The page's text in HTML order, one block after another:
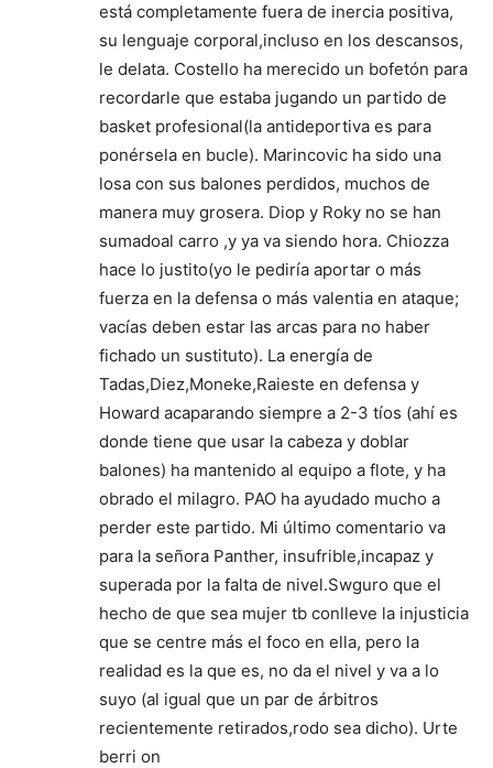
está completamente fuera de inercia positiva,
su lenguaje corporal,incluso en los descansos,
le delata. Costello ha merecido un bofetón para
recordarle que estaba jugando un partido de
basket profesional(la antideportiva es para
ponérsela en bucle). Marincovic ha sido una
losa con sus balones perdidos, muchos de
manera muy grosera. Diop y Roky no se han
sumadoal carro ,y ya va siendo hora. Chiozza
hace lo justito(yo le pediría aportar o más
fuerza en la defensa o más valentia en ataque;
vacías deben estar las arcas para no haber
fichado un sustituto). La energía de
Tadas,Diez,Moneke,Raieste en defensa y
Howard acaparando siempre a 2-3 tíos (ahí es
donde tiene que usar la cabeza y doblar
balones) ha mantenido al equipo a flote, y ha
obrado el milagro. PAO ha ayudado mucho a
perder este partido. Mi último comentario va
para la señora Panther, insufrible,incapaz y
superada por la falta de nivel.Swguro que el
hecho de que sea mujer tb conlleve la injusticia
que se centre más el foco en ella, pero la
realidad es la que es, no da el nivel y va a lo
suyo (al igual que un par de árbitros
recientemente retirados,rodo sea dicho). Urte
berri on